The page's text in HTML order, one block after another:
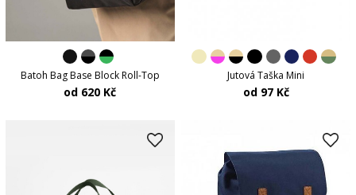
Batoh Bag Base Block Roll-Top
od 620 Kč
Jutová Taška Mini
od 97 Kč